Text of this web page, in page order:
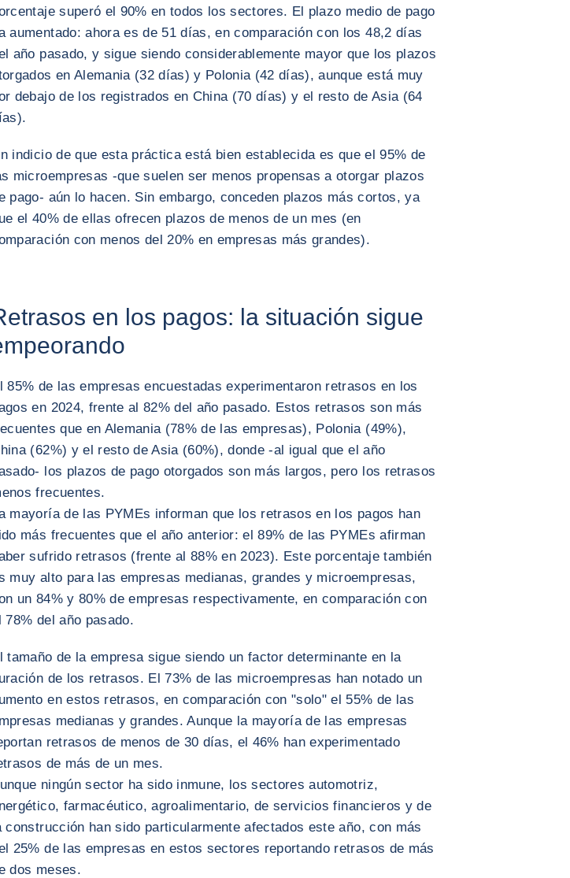
superó el 90% en todos los sectores. El plazo medio de pago
aumentado: ahora es de 51 días, en comparación con los 48,2 días
año pasado, y sigue siendo considerablemente mayor que los plazos
en Alemania (32 días) y Polonia (42 días), aunque está muy
debajo de los registrados en China (70 días) y el resto de Asia (64
indicio de que esta práctica está bien establecida es que el 95% de
microempresas -que suelen ser menos propensas a otorgar plazos
pago- aún lo hacen. Sin embargo, conceden plazos más cortos, ya
el 40% de ellas ofrecen plazos de menos de un mes (en
con menos del 20% en empresas más grandes).
en los pagos: la situación sigue
85% de las empresas encuestadas experimentaron retrasos en los
en 2024, frente al 82% del año pasado. Estos retrasos son más
que en Alemania (78% de las empresas), Polonia (49%),
(62%) y el resto de Asia (60%), donde -al igual que el año
los plazos de pago otorgados son más largos, pero los retrasos
frecuentes.
mayoría de las PYMEs informan que los retrasos en los pagos han
más frecuentes que el año anterior: el 89% de las PYMEs afirman
sufrido retrasos (frente al 88% en 2023). Este porcentaje también
muy alto para las empresas medianas, grandes y microempresas,
un 84% y 80% de empresas respectivamente, en comparación con
78% del año pasado.
tamaño de la empresa sigue siendo un factor determinante en la
de los retrasos. El 73% de las microempresas han notado un
en estos retrasos, en comparación con "solo" el 55% de las
medianas y grandes. Aunque la mayoría de las empresas
retrasos de menos de 30 días, el 46% han experimentado
de más de un mes.
ningún sector ha sido inmune, los sectores automotriz,
farmacéutico, agroalimentario, de servicios financieros y de
construcción han sido particularmente afectados este año, con más
25% de las empresas en estos sectores reportando retrasos de más
dos meses.